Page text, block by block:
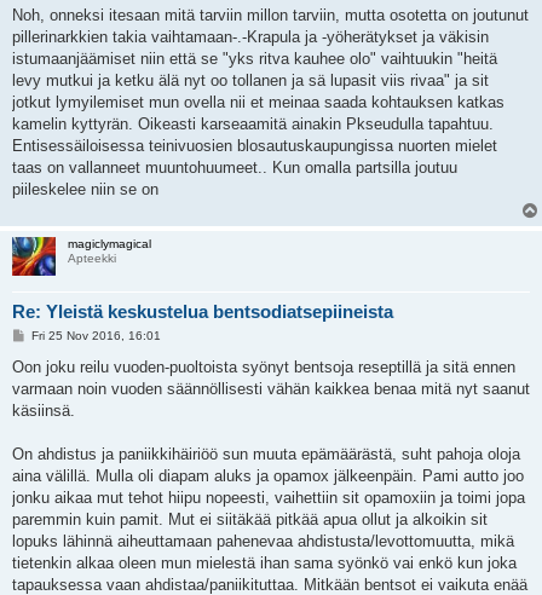
Noh, onneksi itesaan mitä tarviin millon tarviin, mutta osotetta on joutunut
pillerinarkkien takia vaihtamaan-.-Krapula ja -yöherätykset ja väkisin
istumaanjäämiset niin että se "yks ritva kauhee olo" vaihtuukin "heitä
levy mutkui ja ketku älä nyt oo tollanen ja sä lupasit viis rivaa" ja sit
jotkut lymyilemiset mun ovella nii et meinaa saada kohtauksen katkas
kamelin kyttyrän. Oikeasti karseaamitä ainakin Pkseudulla tapahtuu.
Entisessäiloisessa teinivuosien blosautuskaupungissa nuorten mielet
taas on vallanneet muuntohuumeet.. Kun omalla partsilla joutuu
piileskelee niin se on
magiclymagical
Apteekki
Re: Yleistä keskustelua bentsodiatsepiineista
P
s
Fri 25 Nov 2016, 16:01
Oon joku reilu vuoden-puoltoista syönyt bentsoja reseptillä ja sitä ennen
varmaan noin vuoden säännöllisesti vähän kaikkea benaa mitä nyt saanut
käsiinsä.
On ahdistus ja paniikkihäiriöö sun muuta epämäärästä, suht pahoja oloja
aina välillä. Mulla oli diapam aluks ja opamox jälkeenpäin. Pami autto joo
jonku aikaa mut tehot hiipu nopeesti, vaihettiin sit opamoxiin ja toimi jopa
paremmin kuin pamit. Mut ei siitäkää pitkää apua ollut ja alkoikin sit
lopuks lähinnä aiheuttamaan pahenevaa ahdistusta/levottomuutta, mikä
tietenkin alkaa oleen mun mielestä ihan sama syönkö vai enkö kun joka
tapauksessa vaan ahdistaa/paniikituttaa. Mitkään bentsot ei vaikuta enää